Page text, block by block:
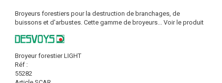
Broyeurs forestiers pour la destruction de branchages, de
buissons et d'arbustes. Cette gamme de broyeurs... Voir le produit
Broyeur forestier LIGHT
Réf :
55282